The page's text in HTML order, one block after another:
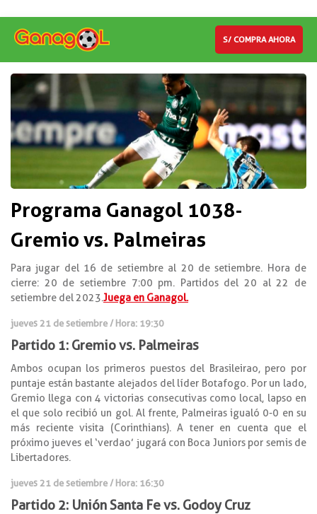
S/ COMPRA AHORA
Programa Ganagol 1038-
Gremio vs. Palmeiras
Para jugar del 16 de setiembre al 20 de setiembre. Hora de
cierre: 20 de setiembre 7:00 pm. Partidos del 20 al 22 de
setiembre del 2023.Juega en Ganagol.
jueves 21 de setiembre / Hora: 19:30
Partido 1: Gremio vs. Palmeiras
Ambos ocupan los primeros puestos del Brasileirao, pero por
puntaje están bastante alejados del líder Botafogo. Por un lado,
Gremio llega con 4 victorias consecutivas como local, lapso en
el que solo recibió un gol. Al frente, Palmeiras igualó 0-0 en su
más reciente visita (Corinthians). A tener en cuenta que el
próximo jueves el ‘verdao’ jugará con Boca Juniors por semis de
Libertadores.
jueves 21 de setiembre / Hora: 16:30
Partido 2: Unión Santa Fe vs. Godoy Cruz